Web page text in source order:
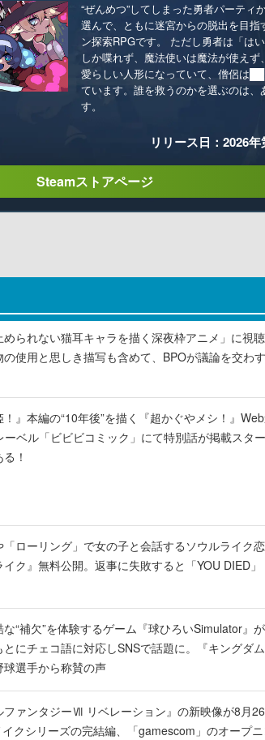
“ぜんめつ”してしまった勇者パーティ
選んで、ともに迷宮からの脱出を目指
ン探索RPGです。 ただし勇者は「はい
しか喋れず、魔法使いは魔法が使えず
愛らしい人形になっていて、僧侶は
ています。誰を救うのかを選ぶのは、
す。
リリース日：2026
Steamストアページ
められない猫耳キャラを描く深夜枠アニメ」に視
の使用と思しき描写も含めて、BPOが議論を交わす
！』本編の“10年後”を描く『超かぐやメシ！』
ーベル「ビビビコミック」にて特別話が掲載スタ
！
「ローリング」で女の子と会話するソウルライク
ク』無料公開。返事に失敗すると「YOU DIED」
“補欠”を体験するゲーム『球ひろいSimulator』
とにチェコ語に対応しSNSで話題に。『キングダ
球選手から称賛の声
ファンタジーⅦ リベレーション』の新映像が8月26
イクシリーズの完結編、「gamescom」のオープ